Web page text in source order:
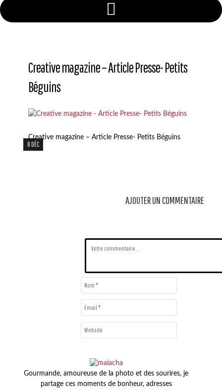
Creative magazine – Article Presse- Petits
Béguins
8 DÉC
Creative magazine – Article Presse- Petits Béguins
AJOUTER UN COMMENTAIRE
Gourmande, amoureuse de la photo et des sourires, je
partage ces moments de bonheur, adresses